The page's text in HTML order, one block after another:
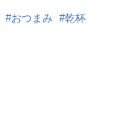
#おつまみ #乾杯